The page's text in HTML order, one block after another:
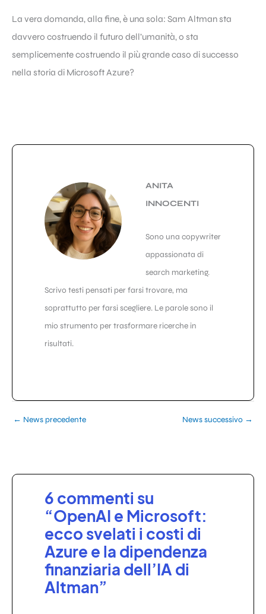
La vera domanda, alla fine, è una sola: Sam Altman sta
davvero costruendo il futuro dell’umanità, o sta
semplicemente costruendo il più grande caso di successo
nella storia di Microsoft Azure?
ANITA
INNOCENTI
Sono una copywriter
appassionata di
search marketing.
Scrivo testi pensati per farsi trovare, ma
soprattutto per farsi scegliere. Le parole sono il
mio strumento per trasformare ricerche in
risultati.
← News precedente News successivo →
6 commenti su
“OpenAI e Microsoft:
ecco svelati i costi di
Azure e la dipendenza
finanziaria dell’IA di
Altman”